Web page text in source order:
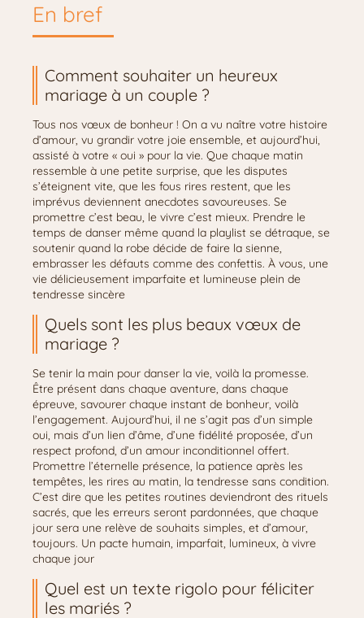
En bref
Comment souhaiter un heureux
mariage à un couple ?
Tous nos vœux de bonheur ! On a vu naître votre histoire
d’amour, vu grandir votre joie ensemble, et aujourd’hui,
assisté à votre « oui » pour la vie. Que chaque matin
ressemble à une petite surprise, que les disputes
s’éteignent vite, que les fous rires restent, que les
imprévus deviennent anecdotes savoureuses. Se
promettre c’est beau, le vivre c’est mieux. Prendre le
temps de danser même quand la playlist se détraque, se
soutenir quand la robe décide de faire la sienne,
embrasser les défauts comme des confettis. À vous, une
vie délicieusement imparfaite et lumineuse plein de
tendresse sincère
Quels sont les plus beaux vœux de
mariage ?
Se tenir la main pour danser la vie, voilà la promesse.
Être présent dans chaque aventure, dans chaque
épreuve, savourer chaque instant de bonheur, voilà
l’engagement. Aujourd’hui, il ne s’agit pas d’un simple
oui, mais d’un lien d’âme, d’une fidélité proposée, d’un
respect profond, d’un amour inconditionnel offert.
Promettre l’éternelle présence, la patience après les
tempêtes, les rires au matin, la tendresse sans condition.
C’est dire que les petites routines deviendront des rituels
sacrés, que les erreurs seront pardonnées, que chaque
jour sera une relève de souhaits simples, et d’amour,
toujours. Un pacte humain, imparfait, lumineux, à vivre
chaque jour
Quel est un texte rigolo pour féliciter
les mariés ?